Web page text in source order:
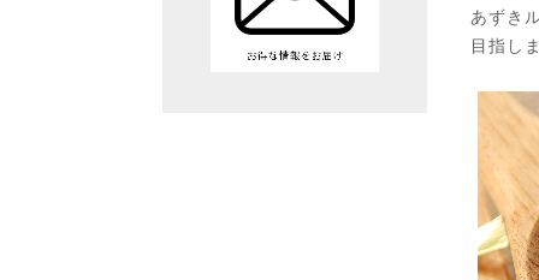
あずき
目指し